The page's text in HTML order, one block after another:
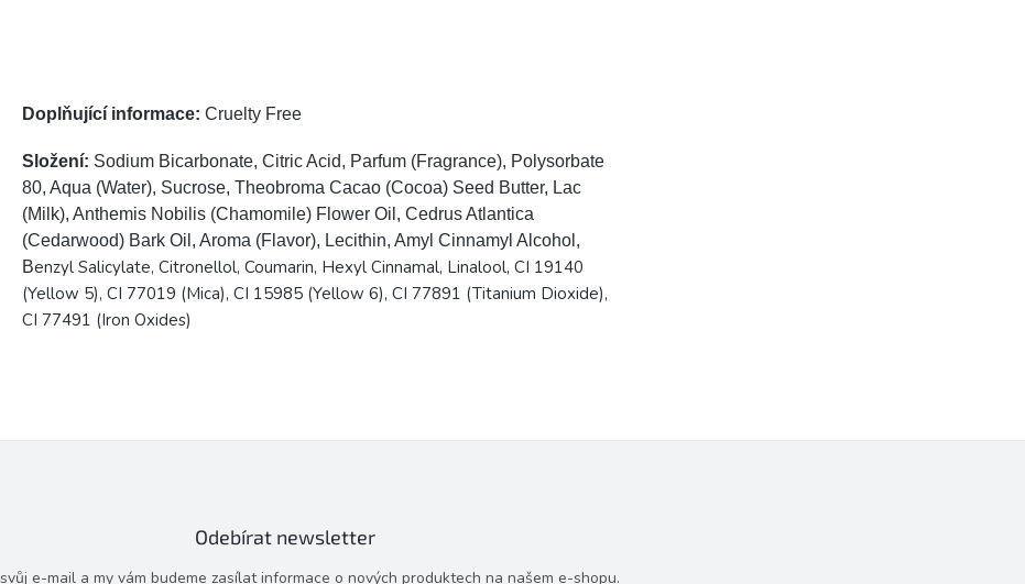
Doplňující informace: Cruelty Free
Složení: Sodium Bicarbonate, Citric Acid, Parfum (Fragrance), Polysorbate
80, Aqua (Water), Sucrose, Theobroma Cacao (Cocoa) Seed Butter, Lac
(Milk), Anthemis Nobilis (Chamomile) Flower Oil, Cedrus Atlantica
(Cedarwood) Bark Oil, Aroma (Flavor), Lecithin, Amyl Cinnamyl Alcohol,
Benzyl Salicylate, Citronellol, Coumarin, Hexyl Cinnamal, Linalool, CI 19140
(Yellow 5), CI 77019 (Mica), CI 15985 (Yellow 6), CI 77891 (Titanium Dioxide),
CI 77491 (Iron Oxides)
Odebírat newsletter
e-mail a my vám budeme zasílat informace o nových produktech na našem e-shopu.